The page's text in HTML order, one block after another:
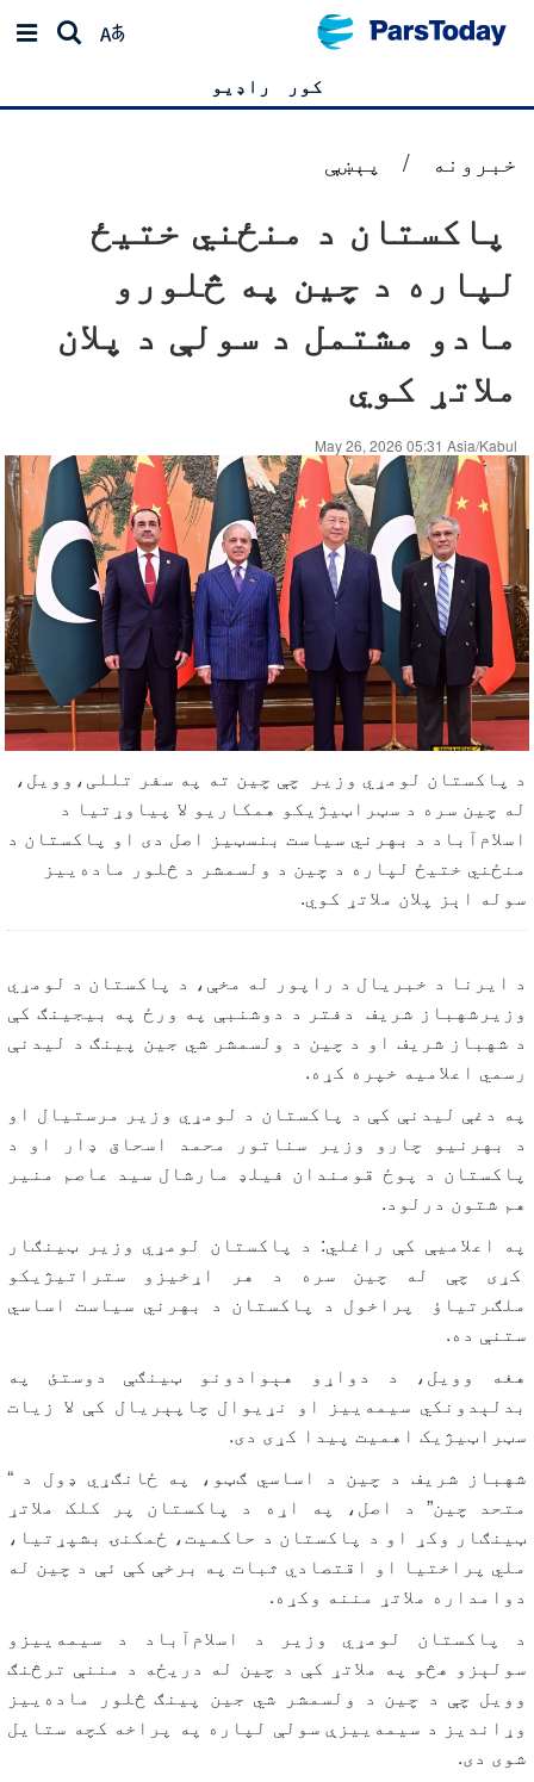
کور راډیو
خبرونه / پېښې
پاکستان د منځني ختیځ
لپاره د چین په څلورو
مادو مشتمل د سولې د پلان
ملاتړ کوي
May 26, 2026 05:31 Asia/Kabul
د پاکستان لومړي وزیر چې چین ته په سفر تللی،وویل،
له چین سره د سټراټیژیکو همکاریو لا پیاوړتیا د
اسلام‌آباد د بهرني سیاست بنسټیز اصل دی او پاکستان د
منځني ختیځ لپاره د چین د ولسمشر د څلور ماده‌ییز
سوله اېز پلان ملاتړ کوي.
د ایرنا د خبریال د راپور له مخې، د پاکستان د لومړي
وزیرشهباز شریف دفتر د دوشنبې په ورځ په بیجینګ کې
د شهباز شریف او د چین د ولسمشر شي جین پینګ د لیدنې
رسمي اعلامیه خپره کړه.
په دغې لیدنې کې د پاکستان د لومړي وزیر مرستیال او
د بهرنیو چارو وزیر سناتور محمد اسحاق ډار او د
پاکستان د پوځ قومندان فیلډ مارشال سید عاصم منیر
هم شتون درلود.
په اعلامیې کې راغلي: د پاکستان لومړي وزیر ټینګار
کړی چې له چین سره د هر اړخیزو ستراتیژیکو
ملګرتیاؤ پراخول د پاکستان د بهرني سیاست اساسي
ستنې ده.
هغه وویل، د دواړو هېوادونو ټینګې دوستئ په
بدلېدونکي سیمه‌ییز او نړیوال چاپېریال کې لا زیات
سټراټیژیک اهمیت پیدا کړی دی.
شهباز شریف د چین د اساسي ګټو، په ځانګړي ډول د “
متحد چین” د اصل، په اړه د پاکستان پر کلک ملاتړ
ټینګار وکړ او د پاکستان د حاکمیت، ځمکنۍ بشپړتیا،
ملي پراختیا او اقتصادي ثبات په برخې کې ئې د چین له
دوامداره ملاتړ مننه وکړه.
د پاکستان لومړي وزیر د اسلام‌آباد د سیمه‌ییزو
سولېزو هڅو په ملاتړ کې د چین له دریځه د مننې ترڅنګ
وویل چې د چین د ولسمشر شي جین پینګ څلور ماده‌ییز
وړاندیز د سیمه‌ییزې سولې لپاره په پراخه کچه ستایل
شوی دی.